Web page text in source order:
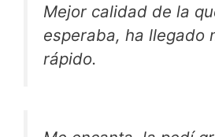
Mejor calidad de la
esperaba, ha llegado
rápido.